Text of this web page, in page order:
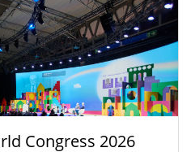
Congress 2026